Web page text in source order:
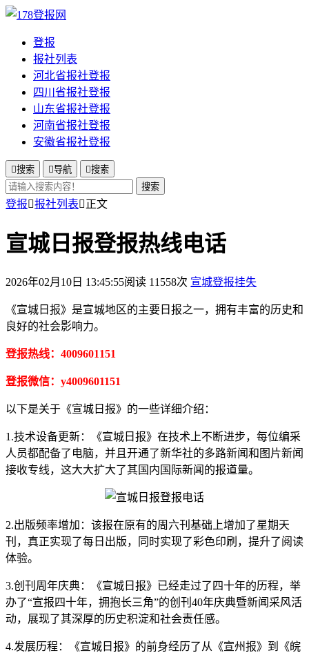
登报
报社列表
河北省报社登报
四川省报社登报
山东省报社登报
河南省报社登报
安徽省报社登报
搜索 导航 搜索
搜索
登报报社列表正文
宣城日报登报热线电话
2026年02月10日 13:45:55阅读 11558次 宣城登报挂失
《宣城日报》是宣城地区的主要日报之一，拥有丰富的历史和
良好的社会影响力。
登报热线：4009601151
登报微信：y4009601151
以下是关于《宣城日报》的一些详细介绍：
1.技术设备更新：《宣城日报》在技术上不断进步，每位编采
人员都配备了电脑，并且开通了新华社的多路新闻和图片新闻
接收专线，这大大扩大了其国内国际新闻的报道量。
2.出版频率增加：该报在原有的周六刊基础上增加了星期天
刊，真正实现了每日出版，同时实现了彩色印刷，提升了阅读
体验。
3.创刊周年庆典：《宣城日报》已经走过了四十年的历程，举
办了“宣报四十年，拥抱长三角”的创刊40年庆典暨新闻采风活
动，展现了其深厚的历史积淀和社会责任感。
4.发展历程：《宣城日报》的前身经历了从《宣州报》到《皖